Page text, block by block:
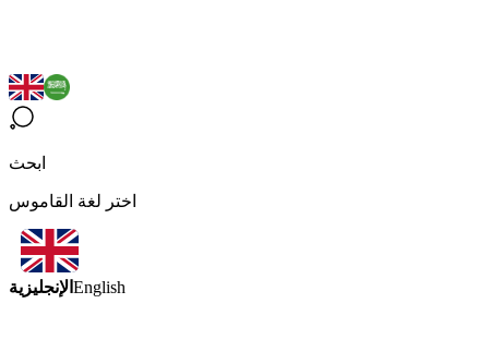
ابحث
اختر لغة القاموس
الإنجليزية English